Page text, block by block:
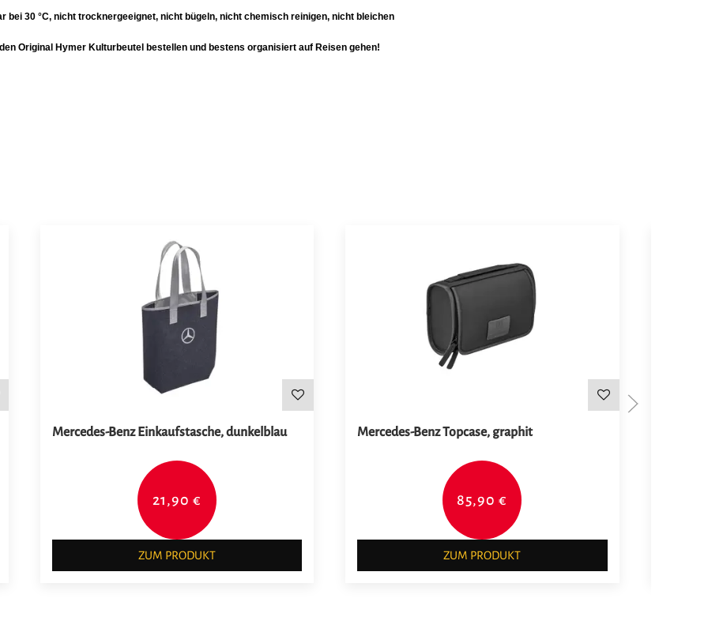
bei 30 °C, nicht trocknergeeignet, nicht bügeln, nicht chemisch reinigen, nicht bleichen
Original Hymer Kulturbeutel bestellen und bestens organisiert auf Reisen gehen!
Mercedes-Benz Einkaufstasche, dunkelblau
21,90 €
ZUM PRODUKT
Mercedes-Benz Topcase, graphit
85,90 €
ZUM PRODUKT